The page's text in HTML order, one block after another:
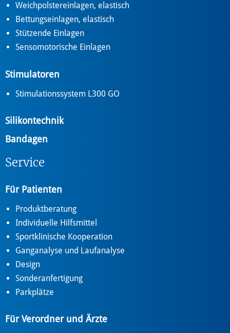
Weichpolstereinlagen, elastisch
Bettungseinlagen, elastisch
Stützende Einlagen
Sensomotorische Einlagen
Stimulatoren
Stimulationssystem L300 GO
Silikontechnik
Bandagen
Service
Für Patienten
Produktberatung
Individuelle Hilfsmittel
Sportklinische Kooperation
Ganganalyse und Laufanalyse
Design
Sonderanfertigung
Parkplätze
Für Verordner und Ärzte